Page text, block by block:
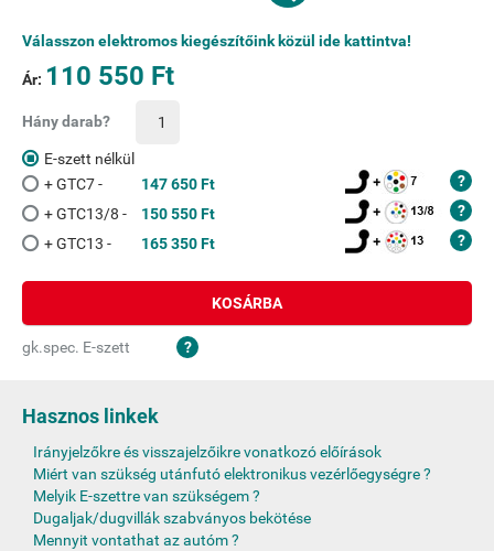
Válasszon elektromos kiegészítőink közül ide kattintva!
Ár: 110 550 Ft
Hány darab?
E-szett nélkül
+ GTC7 -
147 650 Ft
+ GTC13/8 -
150 550 Ft
+ GTC13 -
165 350 Ft
KOSÁRBA
gk.spec. E-szett
Hasznos linkek
Irányjelzőkre és visszajelzőikre vonatkozó előírások
Miért van szükség utánfutó elektronikus vezérlőegységre ?
Melyik E-szettre van szükségem ?
Dugaljak/dugvillák szabványos bekötése
Mennyit vontathat az autóm ?